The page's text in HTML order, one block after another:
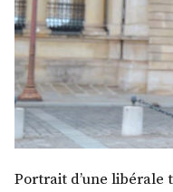
Portrait d’une libérale